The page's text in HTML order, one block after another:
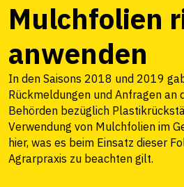
Mulchfolien
anwenden
In den Saisons 2018 und 2019
Rückmeldungen und Anfragen an
Behörden bezüglich
Verwendung von Mulchfolien im
hier, was es beim Einsatz dieser
Agrarpraxis zu beachten gilt.